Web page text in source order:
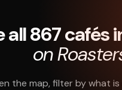
all 867 cafés
on
the map, filter by what